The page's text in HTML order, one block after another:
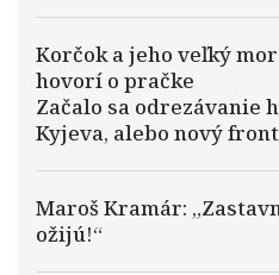
Korčok a jeho veľký
hovorí o pračke
Začalo sa odrezávanie
Kyjeva, alebo nový
Maroš Kramár:
ožijú!“